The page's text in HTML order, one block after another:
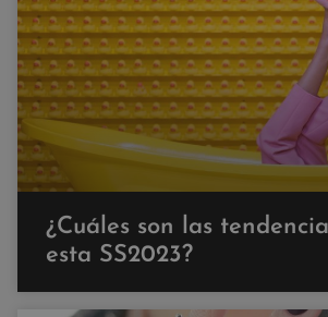
¿Cuáles son las
esta SS2023?